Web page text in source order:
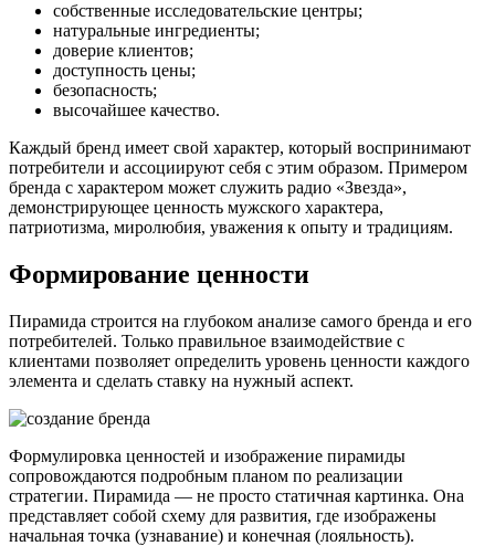
собственные исследовательские центры;
натуральные ингредиенты;
доверие клиентов;
доступность цены;
безопасность;
высочайшее качество.
Каждый бренд имеет свой характер, который воспринимают
потребители и ассоциируют себя с этим образом. Примером
бренда с характером может служить радио «Звезда»,
демонстрирующее ценность мужского характера,
патриотизма, миролюбия, уважения к опыту и традициям.
Формирование ценности
Пирамида строится на глубоком анализе самого бренда и его
потребителей. Только правильное взаимодействие с
клиентами позволяет определить уровень ценности каждого
элемента и сделать ставку на нужный аспект.
Формулировка ценностей и изображение пирамиды
сопровождаются подробным планом по реализации
стратегии. Пирамида — не просто статичная картинка. Она
представляет собой схему для развития, где изображены
начальная точка (узнавание) и конечная (лояльность).